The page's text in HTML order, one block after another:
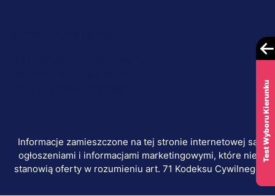
Informacje zamieszczone na tej stronie internetowej są
ogłoszeniami i informacjami marketingowymi, które nie
stanowią oferty w rozumieniu art. 71 Kodeksu Cywilnego
Test Wyboru Kierunku